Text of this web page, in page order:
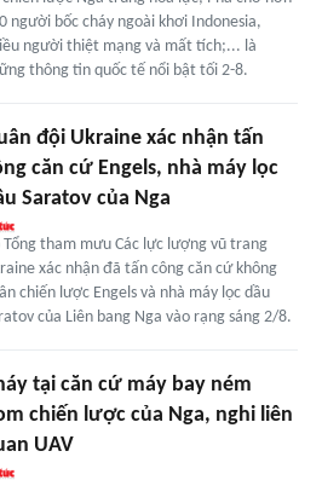
người bốc cháy ngoài khơi Indonesia,
người thiệt mạng và mất tích;... là
thông tin quốc tế nổi bật tối 2-8.
đội Ukraine xác nhận tấn
căn cứ Engels, nhà máy lọc
Saratov của Nga
Tổng tham mưu Các lực lượng vũ trang
xác nhận đã tấn công căn cứ không
chiến lược Engels và nhà máy lọc dầu
của Liên bang Nga vào rạng sáng 2/8.
tại căn cứ máy bay ném
chiến lược của Nga, nghi liên
UAV